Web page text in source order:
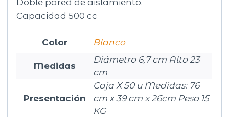
Doble pared de aislamiento.
Capacidad 500 cc
Color Blanco
Medidas
Diámetro 6,7 cm Alto 23
cm
Presentación
Caja X 50 u Medidas: 76
cm x 39 cm x 26cm Peso 15
KG